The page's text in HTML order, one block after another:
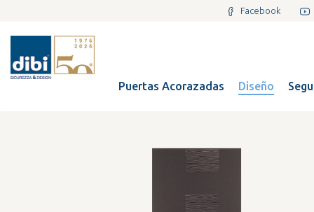
Facebook
Puertas Acorazadas Diseño